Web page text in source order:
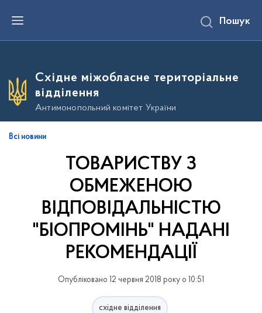
е
о
о
в
Пошук
Східне міжобласне територіальне
відділення
Антимонопольний комітет України
Всі новини
ТОВАРИСТВУ З
ОБМЕЖЕНОЮ
ВІДПОВІДАЛЬНІСТЮ
"БІОПРОМІНЬ" НАДАНІ
РЕКОМЕНДАЦІЇ
Опубліковано 12 червня 2018 року о 10:51
східне відділення